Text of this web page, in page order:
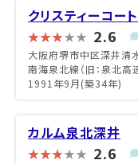
クリスティーコー
2.6
大阪府堺市中区深井清
南海泉北線（旧：泉北高
1991年9月(築34年)
カルム泉北深井
2.6